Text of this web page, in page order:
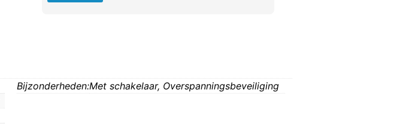
Bijzonderheden:Met schakelaar, Overspanningsbeveiliging